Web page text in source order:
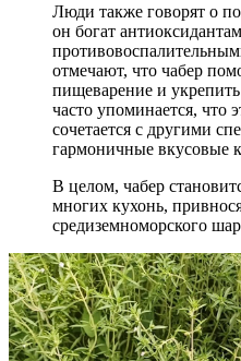
Люди также говорят о
он богат
отмечают, что чабер
пищеварение и
часто упоминается, что
сочетается с другими
гармоничные вкусовые
В целом, чабер
многих кухонь,
средиземноморского